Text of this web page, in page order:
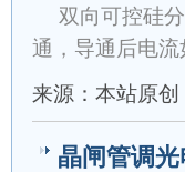
双向可控硅
通，导通后电流
来源：本站原创
晶闸管调